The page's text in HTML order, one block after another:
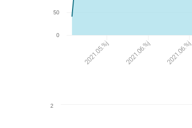
2021.05.%j 2021.06.%j 2021.06.%j
0
50
2